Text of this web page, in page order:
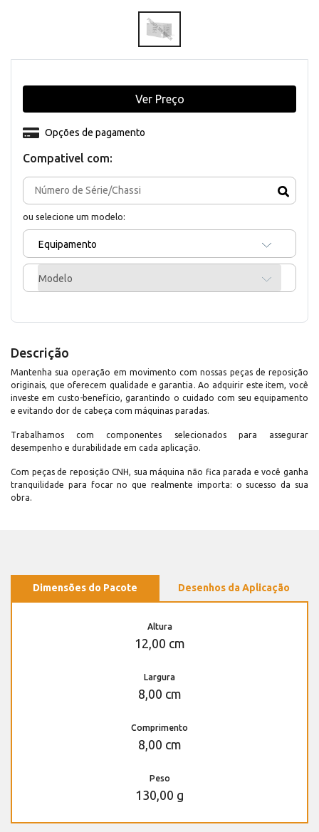
Compativel com:
ou selecione um modelo:
Equipamento
Modelo
Opções de pagamento
Ver Preço
Descrição
Mantenha sua operação em movimento com nossas peças de reposição
originais, que oferecem qualidade e garantia. Ao adquirir este item, você
investe em custo-benefício, garantindo o cuidado com seu equipamento
e evitando dor de cabeça com máquinas paradas.
Trabalhamos com componentes selecionados para assegurar
desempenho e durabilidade em cada aplicação.
Com peças de reposição CNH, sua máquina não fica parada e você ganha
tranquilidade para focar no que realmente importa: o sucesso da sua
obra.
Dimensões do Pacote Desenhos da Aplicação
Altura
12,00 cm
Largura
8,00 cm
Comprimento
8,00 cm
Peso
130,00 g